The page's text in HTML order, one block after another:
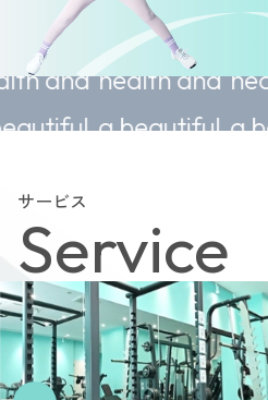
Sustainable
health and
a beautiful
Sustainable
health and
a beautiful
サービス
Service